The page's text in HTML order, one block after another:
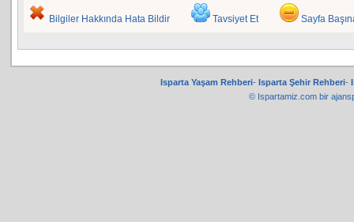
Bilgiler Hakkında Hata Bildir Tavsiyet Et Sayfa
Isparta Yaşam Rehberi- Isparta Şehir Rehberi-
© Ispartamiz.com bir